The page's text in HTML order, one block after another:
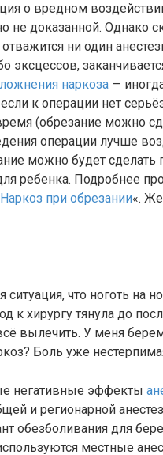
о вредном
не доказанной. Однако
ни один
эксцессов,
наркоза —
к операции нет
(обрезание можно
операции лучше
можно будет сделать
ребенка. Подробнее
Наркоз при обрезании«.
ситуация, что ноготь на
к хирургу тянула до
вылечить. У меня
Боль уже
негативные эффекты
и регионарной
обезболивания для
местные